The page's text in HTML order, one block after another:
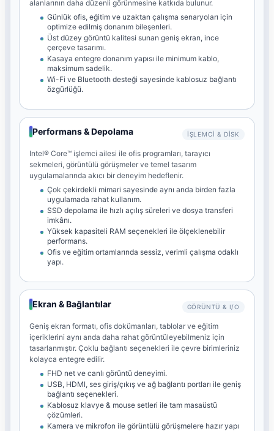
alanlarının daha düzenli görünmesine katkıda bulunur.
Günlük ofis, eğitim ve uzaktan çalışma senaryoları için
optimize edilmiş donanım bileşenleri.
Üst düzey görüntü kalitesi sunan geniş ekran, ince
çerçeve tasarımı.
Kasaya entegre donanım yapısı ile minimum kablo,
maksimum sadelik.
Wi-Fi ve Bluetooth desteği sayesinde kablosuz bağlantı
özgürlüğü.
Performans & Depolama İŞLEMCI & DISK
Intel® Core™ işlemci ailesi ile ofis programları, tarayıcı
sekmeleri, görüntülü görüşmeler ve temel tasarım
uygulamalarında akıcı bir deneyim hedeflenir.
Çok çekirdekli mimari sayesinde aynı anda birden fazla
uygulamada rahat kullanım.
SSD depolama ile hızlı açılış süreleri ve dosya transferi
imkânı.
Yüksek kapasiteli RAM seçenekleri ile ölçeklenebilir
performans.
Ofis ve eğitim ortamlarında sessiz, verimli çalışma odaklı
yapı.
Ekran & Bağlantılar GÖRÜNTÜ & I/O
Geniş ekran formatı, ofis dokümanları, tablolar ve eğitim
içeriklerini aynı anda daha rahat görüntüleyebilmeniz için
tasarlanmıştır. Çoklu bağlantı seçenekleri ile çevre birimleriniz
kolayca entegre edilir.
FHD net ve canlı görüntü deneyimi.
USB, HDMI, ses giriş/çıkış ve ağ bağlantı portları ile geniş
bağlantı seçenekleri.
Kablosuz klavye & mouse setleri ile tam masaüstü
çözümleri.
Kamera ve mikrofon ile görüntülü görüşmelere hazır yapı